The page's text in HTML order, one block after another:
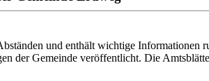
und enthält wichtige
der Gemeinde veröffentlicht. Die